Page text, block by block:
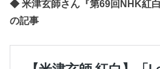
◆ 米津玄師さん『第69回NHK紅
の記事